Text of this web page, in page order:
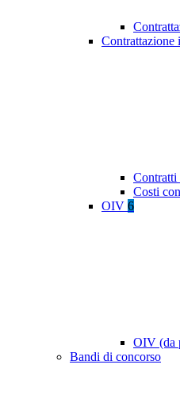
Contrattazione
Contratti
Costi
OIV 6
OIV (da
Bandi di concorso